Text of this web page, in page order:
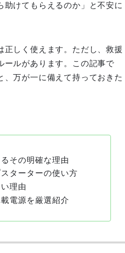
助けてもらえるのか」と不安に
正しく使えます。ただし、救援
ールがあります。この記事で
万が一に備えて持っておきた
その明確な理由
ターターの使い方
理由
電源を厳選紹介